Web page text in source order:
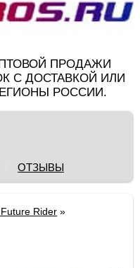
ПРОДАЖИ
С ДОСТАВКОЙ ИЛИ
РОССИИ.
ОТЗЫВЫ
Rider »